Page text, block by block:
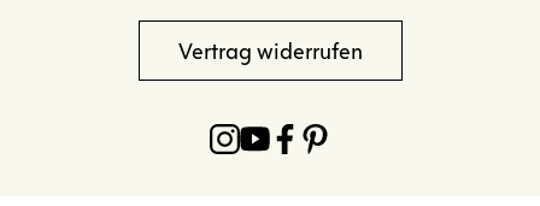
Vertrag widerrufen